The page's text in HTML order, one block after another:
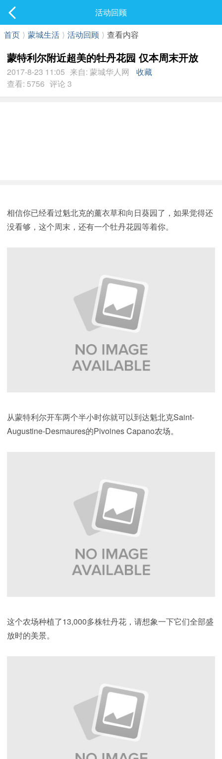
最新发表
活动回顾
首页 ⟩ 蒙城生活 ⟩ 活动回顾 ⟩ 查看内容
蒙特利尔附近超美的牡丹花园 仅本周末开放
2017-8-23 11:05 来自: 蒙城华人网
收藏
查看: 5756 评论 3
相信你已经看过魁北克的薰衣草和向日葵园了，如果觉得还
没看够，这个周末，还有一个牡丹花园等着你。
从蒙特利尔开车两个半小时你就可以到达魁北克Saint-
Augustine-Desmaures的Pivoines Capano农场。
这个农场种植了13,000多株牡丹花，请想象一下它们全部盛
放时的美景。